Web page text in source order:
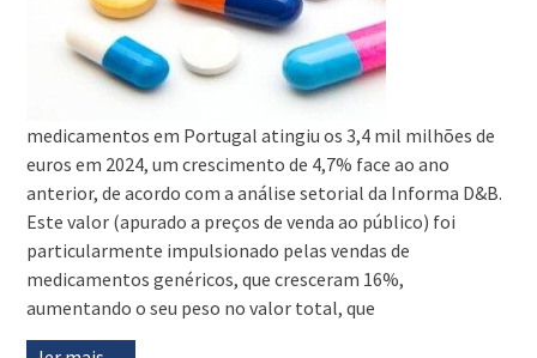
medicamentos em Portugal atingiu os 3,4 mil milhões de
euros em 2024, um crescimento de 4,7% face ao ano
anterior, de acordo com a análise setorial da Informa D&B.
Este valor (apurado a preços de venda ao público) foi
particularmente impulsionado pelas vendas de
medicamentos genéricos, que cresceram 16%,
aumentando o seu peso no valor total, que